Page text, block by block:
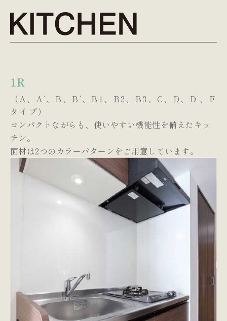
1R
（A、Aʼ、B、Bʼ、B1、B2、B3、C、D、Dʼ、F
タイプ）
コンパクトながらも、使いやすい機能性を備えたキッ
チン。
面材は2つのカラーパターンをご用意しています。